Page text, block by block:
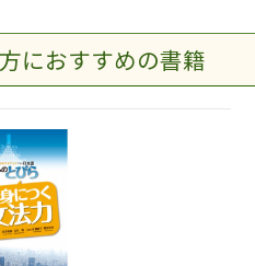
におすすめの書籍